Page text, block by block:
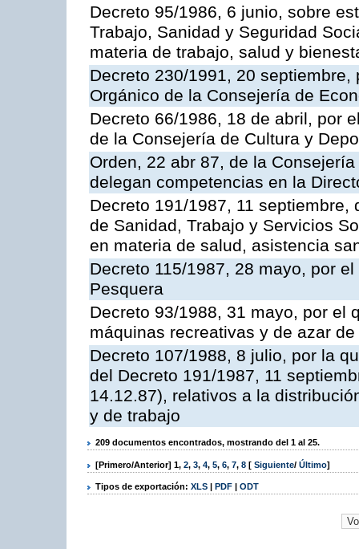
Decreto 95/1986, 6 junio, sobre
Trabajo, Sanidad y Seguridad
materia de trabajo, salud y
Decreto 230/1991, 20
Orgánico de la Consejería de
Decreto 66/1986, 18 de abril, por
de la Consejería de Cultura y
Orden, 22 abr 87, de la
delegan competencias en la
Decreto 191/1987, 11
de Sanidad, Trabajo y Servicios
en materia de salud, asistencia
Decreto 115/1987, 28 mayo, por
Pesquera
Decreto 93/1988, 31 mayo, por el
máquinas recreativas y de azar
Decreto 107/1988, 8 julio, por la
del Decreto 191/1987, 11
14.12.87), relativos a la
y de trabajo
209 documentos encontrados, mostrando del 1 al 25.
[Primero/Anterior] 1, 2, 3, 4, 5, 6, 7, 8 [ Siguiente/ Último]
Tipos de exportación: XLS | PDF | ODT